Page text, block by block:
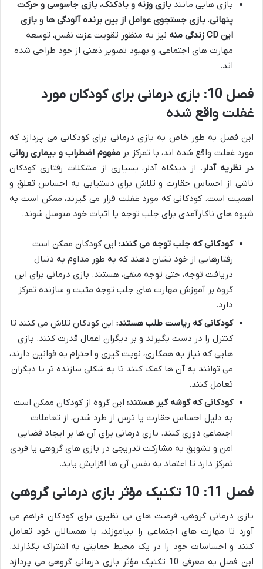
بازی هایی مانند بازی وزنه و بادکنک، بازی جاسوسی و حرکت
پنهانی، بازی جستجوی عوامل از بین برنده آلودگی ها و بازی
این CD زندگی منه
نیز به منظور تقویت عزت نفس، توسعه
مهارت های اجتماعی، و بهبود تصویر ذهنی از خود طراحی شده
اند.
فصل 10: بازی درمانی برای کودکان مورد
غفلت واقع شده
این فصل به طور خاص به بازی درمانی برای کودکانی می پردازد که
مورد غفلت واقع شده اند، با تمرکز برمفهوم اضطراب و بیماری روانی
در نظریه آدلر . از دیدگاه آدلر، بسیاری از مشکلات رفتاری کودکان
ناشی از احساس حقارت و تلاش برای دستیابی به احساس تعلق و
اهمیت است. کودکانی که مورد غفلت قرار می گیرند، ممکن است به
شیوه های ناکارآمدی برای جلب توجه یا اثبات خود متوسل شوند.
کودکانی که جلب توجه می کنند: این کودکان ممکن است
رفتارهایی از خود نشان دهند که به طور مداوم به دنبال
دریافت توجه، حتی توجه منفی، هستند. بازی درمانی برای این
گروه بر آموزش مهارت های جلب توجه مثبت و سازنده تمرکز
دارد.
کودکانی که ریاست طلب هستند: این کودکان تلاش می کنند تا
کنترل را در دست بگیرند و بر دیگران اعمال قدرت کنند. بازی
هایی که نیاز به همکاری، نوبت گیری و احترام به قوانین دارند،
می توانند به آن ها کمک کنند تا به شکلی سازنده تر با دیگران
تعامل کنند.
کودکانی که گوشه گیر هستند: این گروه از کودکان ممکن است
به دلیل احساس حقارت یا ترس از طرد شدن، از تعاملات
اجتماعی دوری کنند. بازی درمانی برای آن ها بر ایجاد فضایی
امن و تشویق به مشارکت تدریجی در بازی های گروهی یا فردی
تمرکز دارد تا اعتماد به نفس آن ها افزایش یابد.
فصل 11: 10 تکنیک مؤثر بازی درمانی گروهی
بازی درمانی گروهی، فرصت های بی نظیری برای کودکان فراهم می
آورد تا مهارت های اجتماعی را بیاموزند، با همسالان خود تعامل
کنند و احساسات خود را در یک محیط حمایتی به اشتراک بگذارند.
این فصل به معرفی 10 تکنیک مؤثر بازی درمانی گروهی می پردازد